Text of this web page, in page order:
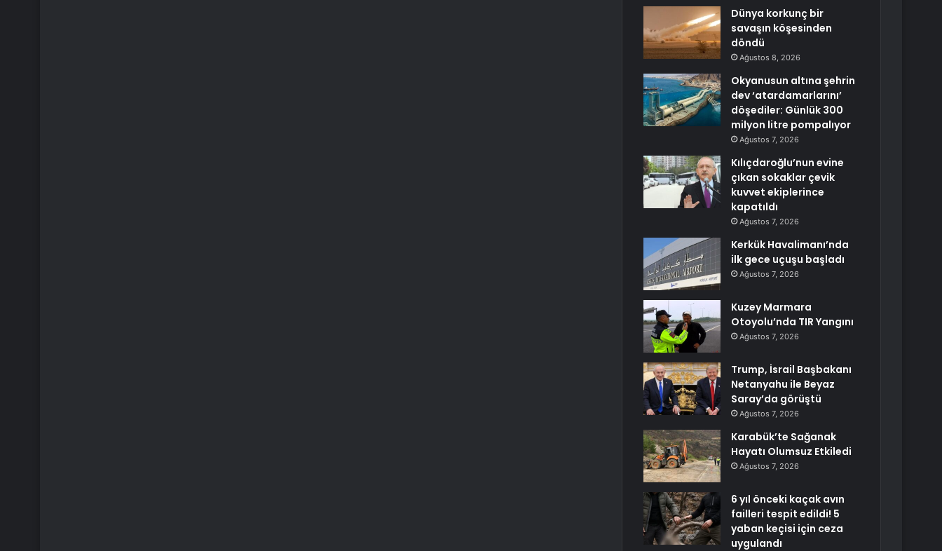
Dünya korkunç bir
savaşın köşesinden
döndü
Ağustos 8, 2026
Okyanusun altına şehrin
dev ‘atardamarlarını’
döşediler: Günlük 300
milyon litre pompalıyor
Ağustos 7, 2026
Kılıçdaroğlu’nun evine
çıkan sokaklar çevik
kuvvet ekiplerince
kapatıldı
Ağustos 7, 2026
Kerkük Havalimanı’nda
ilk gece uçuşu başladı
Ağustos 7, 2026
Kuzey Marmara
Otoyolu’nda TIR Yangını
Ağustos 7, 2026
Trump, İsrail Başbakanı
Netanyahu ile Beyaz
Saray’da görüştü
Ağustos 7, 2026
Karabük’te Sağanak
Hayatı Olumsuz Etkiledi
Ağustos 7, 2026
6 yıl önceki kaçak avın
failleri tespit edildi! 5
yaban keçisi için ceza
uygulandı